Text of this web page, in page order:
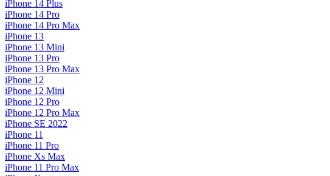
iPhone 14 Plus
iPhone 14 Pro
iPhone 14 Pro Max
iPhone 13
iPhone 13 Mini
iPhone 13 Pro
iPhone 13 Pro Max
iPhone 12
iPhone 12 Mini
iPhone 12 Pro
iPhone 12 Pro Max
iPhone SE 2022
iPhone 11
iPhone 11 Pro
iPhone Xs Max
iPhone 11 Pro Max